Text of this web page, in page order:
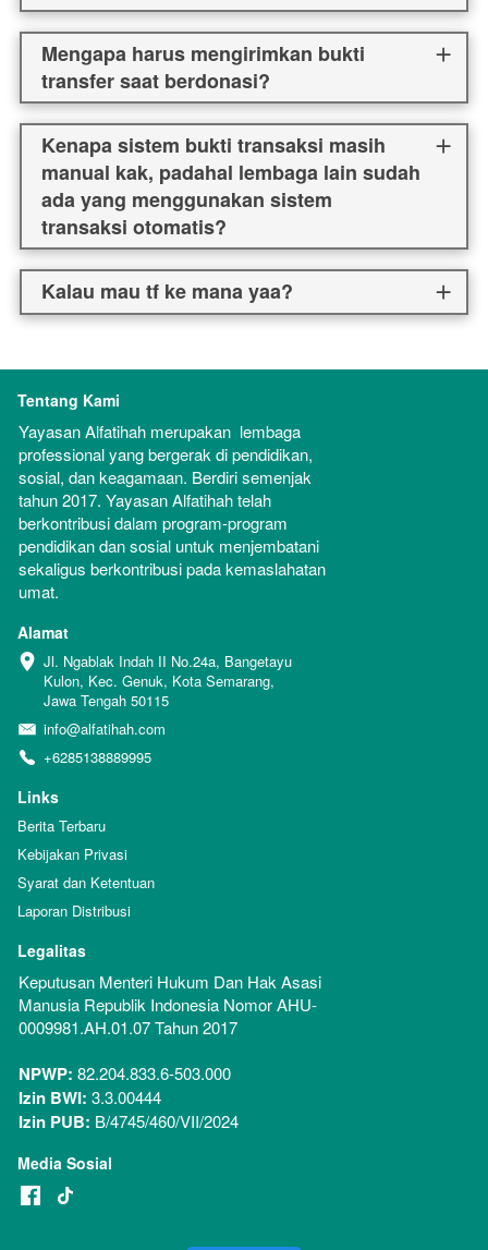
Mengapa harus mengirimkan bukti
transfer saat berdonasi?
Kenapa sistem bukti transaksi masih
manual kak, padahal lembaga lain sudah
ada yang menggunakan sistem
transaksi otomatis?
Kalau mau tf ke mana yaa?
Tentang Kami
Yayasan Alfatihah merupakan  lembaga
professional yang bergerak di pendidikan,
sosial, dan keagamaan. Berdiri semenjak
tahun 2017. Yayasan Alfatihah telah
berkontribusi dalam program-program
pendidikan dan sosial untuk menjembatani
sekaligus berkontribusi pada kemaslahatan
umat.
Alamat
Jl. Ngablak Indah II No.24a, Bangetayu
Kulon, Kec. Genuk, Kota Semarang,
Jawa Tengah 50115
info@alfatihah.com
+6285138889995
Links
Berita Terbaru
Kebijakan Privasi
Syarat dan Ketentuan
Laporan Distribusi
Legalitas
Keputusan Menteri Hukum Dan Hak Asasi
Manusia Republik Indonesia Nomor AHU-
0009981.AH.01.07 Tahun 2017
NPWP: 82.204.833.6-503.000
Izin BWI: 3.3.00444
Izin PUB: B/4745/460/VII/2024
Media Sosial